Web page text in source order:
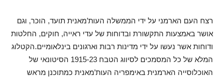
רצח העם הארמני על ידי הממשלה העות’מאנית תועד, הוכר, וגם
אושר באמצעות התקשורת ובדוחות של עדי ראייה, חוקים, החלטות
ודוחות אשר נעשו על ידי מדינות רבות וארגונים בינלאומיים.הקטלוג
המלא של כל המסמכים לסיווג הטבח 1915-23 הסיטונאי של
האוכלוסייה הארמנית באימפריה העות’מאנית כמתוכנן מראש